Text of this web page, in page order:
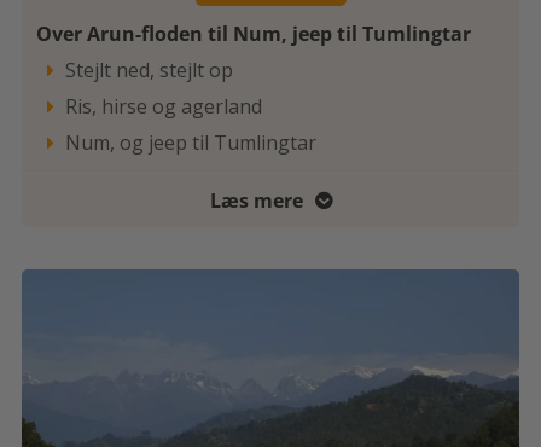
Over Arun-floden til Num, jeep til Tumlingtar
 Stejlt ned, stejlt op
 Ris, hirse og agerland
 Num, og jeep til Tumlingtar
Læs mere 